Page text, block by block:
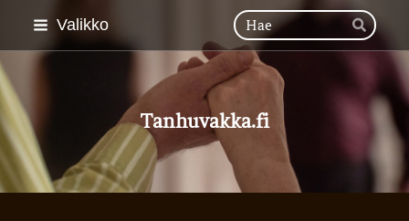
Siirry
Valikko
Hae
Tanhuvakka.fi